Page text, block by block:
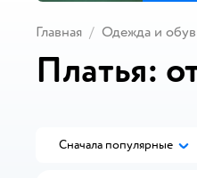
Главная Одежда и
Платья:
Сначала популярные